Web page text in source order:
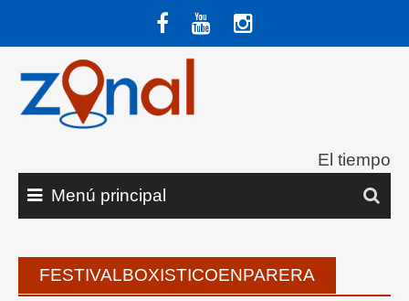
contenido
El tiempo
Menú principal
FESTIVALBOXISTICOENPARERA